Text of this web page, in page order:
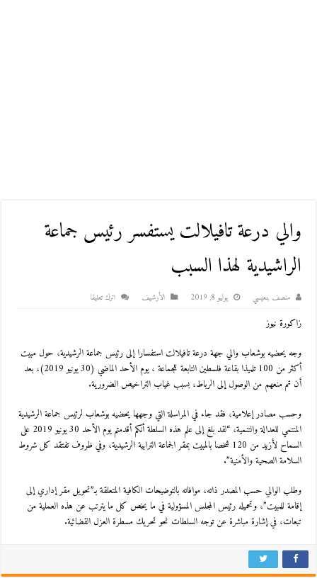
والي درعة تافيلالت يستفسر رئيس جماعة
الراشيدية لهذا السبب
منصف بنعيسي يوليو 8, 2019 اﻷرشيف اترك تعليقا
زاكورة نيوز
وجه يحضيه بوشعاب والي جهة درعة تافيلالت استفسارا إلى رئيس جماعة الرشيدية، حول مبيت
أكثر من 100 تلميذا بقاعة فلسطين التابعة للجماعة ، يوم الأحد الماضي (30 يونيو 2019)، بعد
أن تم منعهم من الوصول إلى الرباط، بسبب غياب التراخيص الضرورية.
وحسب مصادر إعلامية، فقد جاء في المراسلة التي وجهها يحضيه بوشعاب لرئيس جماعة الرشيدية
المنتمي للعدالة والتنمية، “لقد بلغ إلى علم هذه السلطة أنكم أقدمتم يوم الأحد 30 يونيو 2019 على
السماح لأزيد من 120 شخصا بالمبيت بمقر الجماعة الترابية الرشيدية، وفي ظروف تفتقد كل شروط
السلامة الصحية والأمنية”.
وطلب الوالي حسب المصدر ذاته، موافاته بالتوضيحات الكافية المتعلقة بـ”تحويل مقر إداري إلى
إقامة للمبيت”، وتحميله رئيس المجلس المسؤولية في ما يخص كل ما يترتب عن هذه العملية من
تبعات، في إشارة مباشرة عن توجه السلطات نحو تحريك مسطرة العزل القضائية.